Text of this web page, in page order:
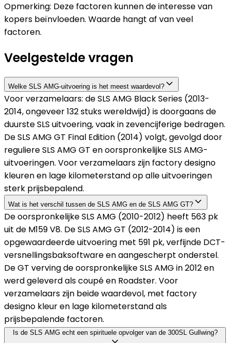
Opmerking: Deze factoren kunnen de interesse van
kopers beïnvloeden. Waarde hangt af van veel
factoren.
Veelgestelde vragen
Welke SLS AMG-uitvoering is het meest waardevol?
Voor verzamelaars: de SLS AMG Black Series (2013-
2014, ongeveer 132 stuks wereldwijd) is doorgaans de
duurste SLS uitvoering, vaak in zevencijferige bedragen.
De SLS AMG GT Final Edition (2014) volgt, gevolgd door
reguliere SLS AMG GT en oorspronkelijke SLS AMG-
uitvoeringen. Voor verzamelaars zijn factory designo
kleuren en lage kilometerstand op alle uitvoeringen
sterk prijsbepalend.
Wat is het verschil tussen de SLS AMG en de SLS AMG GT?
De oorspronkelijke SLS AMG (2010-2012) heeft 563 pk
uit de M159 V8. De SLS AMG GT (2012-2014) is een
opgewaardeerde uitvoering met 591 pk, verfijnde DCT-
versnellingsbaksoftware en aangescherpt onderstel.
De GT verving de oorspronkelijke SLS AMG in 2012 en
werd geleverd als coupé en Roadster. Voor
verzamelaars zijn beide waardevol, met factory
designo kleur en lage kilometerstand als
prijsbepalende factoren.
Is de SLS AMG echt een spirituele opvolger van de 300SL Gullwing?